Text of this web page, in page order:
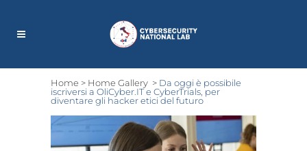
Home > Home Gallery > Da oggi è possibile
iscriversi a OliCyber.IT e CyberTrials, per
diventare gli hacker etici del futuro